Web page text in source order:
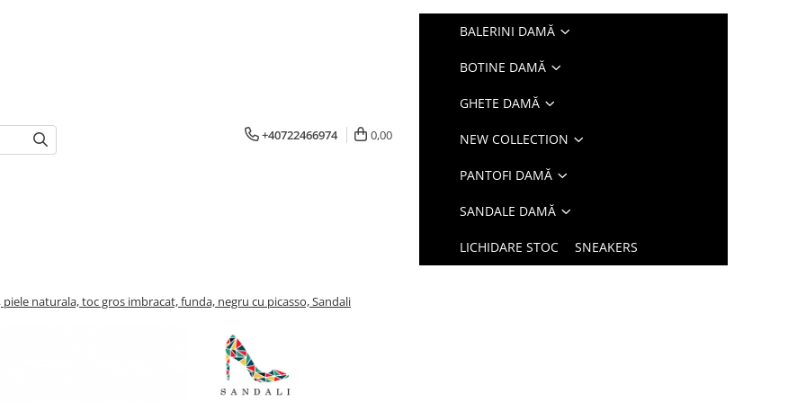
+40722466974 0,00
BALERINI DAMĂ
BOTINE DAMĂ
GHETE DAMĂ
NEW COLLECTION
PANTOFI DAMĂ
SANDALE DAMĂ
LICHIDARE STOC SNEAKERS
naturala, toc gros imbracat, funda, negru cu picasso, Sandali